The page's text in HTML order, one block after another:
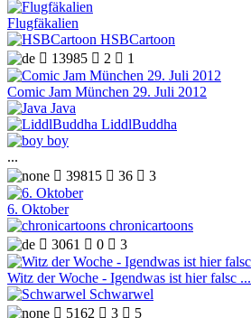
Flugfäkalien
HSBCartoon
 13985  2  1
Comic Jam München 29. Juli 2012
Java
LiddlBuddha
boy
...
 39815  36  3
6. Oktober
chronicartoons
 3061  0  3
Witz der Woche - Igendwas ist hier falsc ...
Schwarwel
 5162  3  5